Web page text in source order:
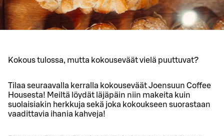
Kokous tulossa, mutta kokouseväät vielä puuttuvat?
Tilaa seuraavalla kerralla kokouseväät Joensuun Coffee
Housesta! Meiltä löydät läjäpäin niin makeita kuin
suolaisiakin herkkuja sekä joka kokoukseen suorastaan
vaadittavia ihania kahveja!